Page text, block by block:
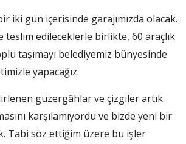
iki gün içerisinde garajımızda olacak.
teslim edileceklerle birlikte, 60 araçlık
taşımayı belediyemiz bünyesinde
yapacağız.
güzergâhlar ve çizgiler artık
karşılamıyordu ve bizde yeni bir
Tabi söz ettiğim üzere bu işler